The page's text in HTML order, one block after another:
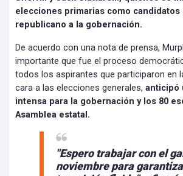
elecciones primarias como candidatos
republicano a la gobernación.
De acuerdo con una nota de prensa,
importante que fue el proceso
todos los aspirantes que participaron en
cara a las elecciones generales, anticipó
intensa para la gobernación y los 80
Asamblea estatal.
"Espero trabajar con el
noviembre para